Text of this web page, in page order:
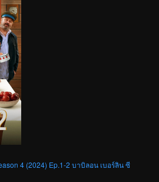
4 (2024) Ep.1-2 บาบิลอน เบอร์ลิน ซี